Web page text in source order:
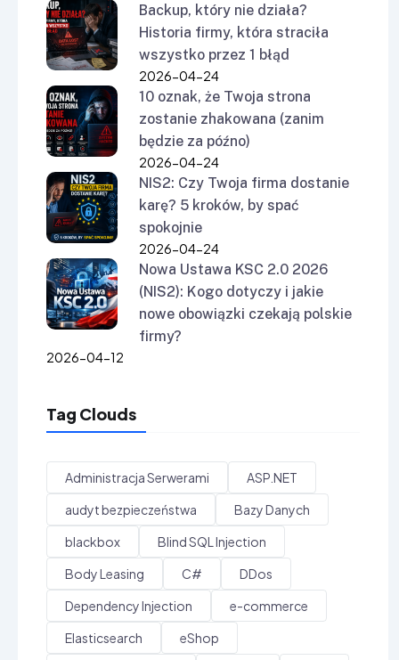
Backup, który nie działa?
Historia firmy, która straciła
wszystko przez 1 błąd
2026-04-24
10 oznak, że Twoja strona
zostanie zhakowana (zanim
będzie za późno)
2026-04-24
NIS2: Czy Twoja firma dostanie
karę? 5 kroków, by spać
spokojnie
2026-04-24
Nowa Ustawa KSC 2.0 2026
(NIS2): Kogo dotyczy i jakie
nowe obowiązki czekają polskie
firmy?
2026-04-12
Tag Clouds
Administracja Serwerami
ASP.NET
audyt bezpieczeństwa
Bazy Danych
blackbox
Blind SQL Injection
Body Leasing
C#
DDos
Dependency Injection
e-commerce
Elasticsearch
eShop